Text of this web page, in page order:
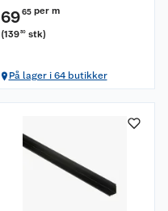
6965 per m
(13930 stk)
På lager i 64 butikker